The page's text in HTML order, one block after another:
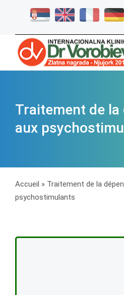
Traitement de la
aux
Accueil » Traitement de la
psychostimulants